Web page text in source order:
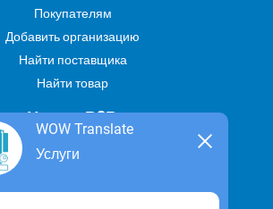
WOW Translate
Услуги
Покупателям
Добавить организацию
Найти поставщика
Найти товар
Услуги В2В
Найти услугу
Предложить свою услугу
Дропшиппинг